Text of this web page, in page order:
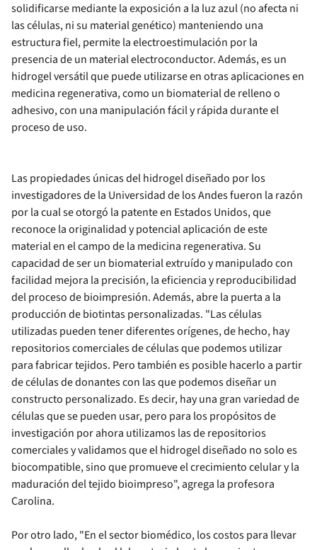
solidificarse mediante la exposición a la luz azul (no afecta ni
las células, ni su material genético) manteniendo una
estructura fiel, permite la electroestimulación por la
presencia de un material electroconductor. Además, es un
hidrogel versátil que puede utilizarse en otras aplicaciones en
medicina regenerativa, como un biomaterial de relleno o
adhesivo, con una manipulación fácil y rápida durante el
proceso de uso.
Las propiedades únicas del hidrogel diseñado por los
investigadores de la Universidad de los Andes fueron la razón
por la cual se otorgó la patente en Estados Unidos, que
reconoce la originalidad y potencial aplicación de este
material en el campo de la medicina regenerativa. Su
capacidad de ser un biomaterial extruído y manipulado con
facilidad mejora la precisión, la eficiencia y reproducibilidad
del proceso de bioimpresión. Además, abre la puerta a la
producción de biotintas personalizadas. "Las células
utilizadas pueden tener diferentes orígenes, de hecho, hay
repositorios comerciales de células que podemos utilizar
para fabricar tejidos. Pero también es posible hacerlo a partir
de células de donantes con las que podemos diseñar un
constructo personalizado. Es decir, hay una gran variedad de
células que se pueden usar, pero para los propósitos de
investigación por ahora utilizamos las de repositorios
comerciales y validamos que el hidrogel diseñado no solo es
biocompatible, sino que promueve el crecimiento celular y la
maduración del tejido bioimpreso", agrega la profesora
Carolina.
Por otro lado, "En el sector biomédico, los costos para llevar